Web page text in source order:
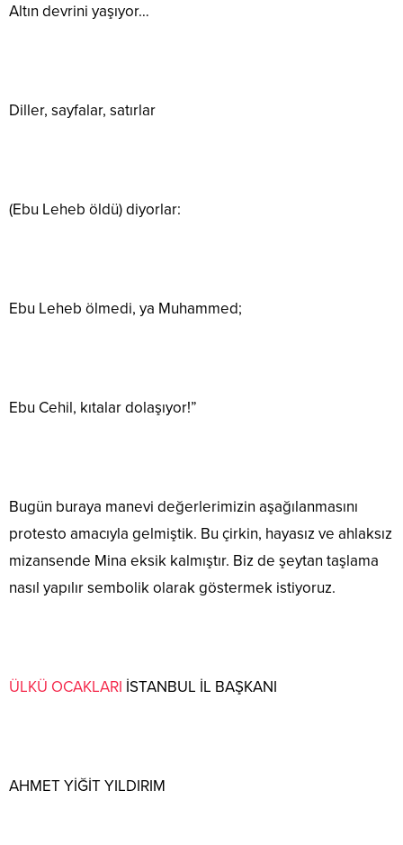
Altın devrini yaşıyor…
Diller, sayfalar, satırlar
(Ebu Leheb öldü) diyorlar:
Ebu Leheb ölmedi, ya Muhammed;
Ebu Cehil, kıtalar dolaşıyor!”
Bugün buraya manevi değerlerimizin aşağılanmasını
protesto amacıyla gelmiştik. Bu çirkin, hayasız ve ahlaksız
mizansende Mina eksik kalmıştır. Biz de şeytan taşlama
nasıl yapılır sembolik olarak göstermek istiyoruz.
ÜLKÜ OCAKLARI İSTANBUL İL BAŞKANI
AHMET YİĞİT YILDIRIM